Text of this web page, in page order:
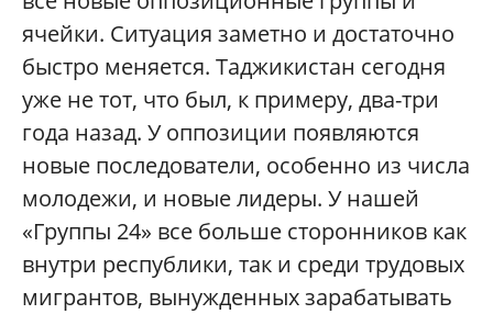
ячейки. Ситуация заметно и достаточно
быстро меняется. Таджикистан сегодня
уже не тот, что был, к примеру, два-три
года назад. У оппозиции появляются
новые последователи, особенно из числа
молодежи, и новые лидеры. У нашей
«Группы 24» все больше сторонников как
внутри республики, так и среди трудовых
мигрантов, вынужденных зарабатывать